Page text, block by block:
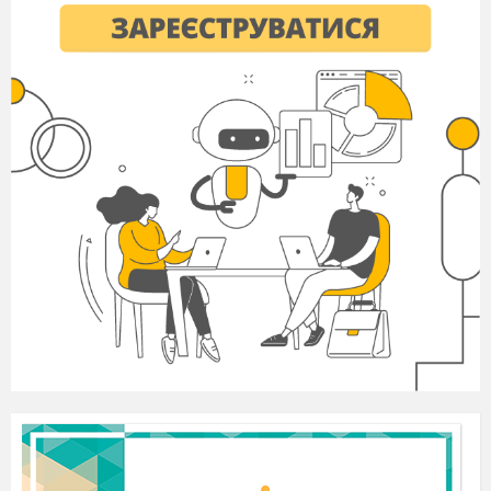
«Батьківська хата» складають пазл «Піч»
Вчитель:Отже ви склали піч . Піч це символ
чого,якого приміщення?
Так,и будемо описувати сільську хатину,а яка ж
вона для вас?
Метод «Гронування»
рідна
Біла
кохана
своя
мальовнича
молодці,я зрозуміла яка хата для вас ,а
тепер давайте переглянемо презентацію і
Перегляд презентації
Вчитель: Ми переглянули презентацію,які речі